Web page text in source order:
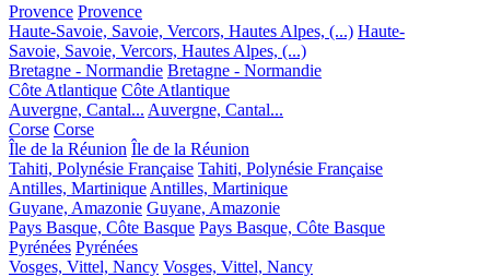
Provence Provence
Haute-Savoie, Savoie, Vercors, Hautes Alpes, (...) Haute-
Savoie, Savoie, Vercors, Hautes Alpes, (...)
Bretagne - Normandie Bretagne - Normandie
Côte Atlantique Côte Atlantique
Auvergne, Cantal... Auvergne, Cantal...
Corse Corse
Île de la Réunion Île de la Réunion
Tahiti, Polynésie Française Tahiti, Polynésie Française
Antilles, Martinique Antilles, Martinique
Guyane, Amazonie Guyane, Amazonie
Pays Basque, Côte Basque Pays Basque, Côte Basque
Pyrénées Pyrénées
Vosges, Vittel, Nancy Vosges, Vittel, Nancy